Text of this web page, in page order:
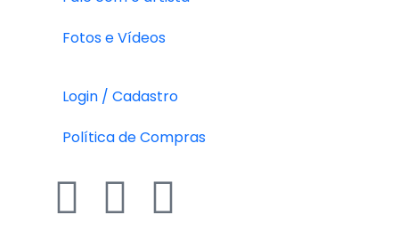
Fotos e Vídeos
Login / Cadastro
Política de Compras